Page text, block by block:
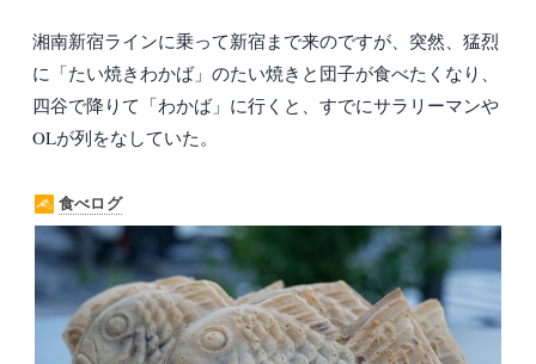
湘南新宿ラインに乗って新宿まで来のですが、突然、猛烈
に「たい焼きわかば」のたい焼きと団子が食べたくなり、
四谷で降りて「わかば」に行くと、すでにサラリーマンや
OLが列をなしていた。